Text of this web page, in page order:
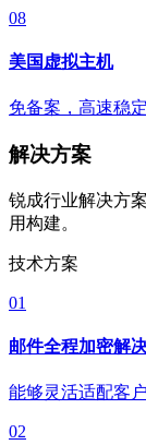
08
美国虚拟主机
免备案，高速稳
解决方案
锐成行业解决方
用构建。
技术方案
01
邮件全程加密解
能够灵活适配客
02